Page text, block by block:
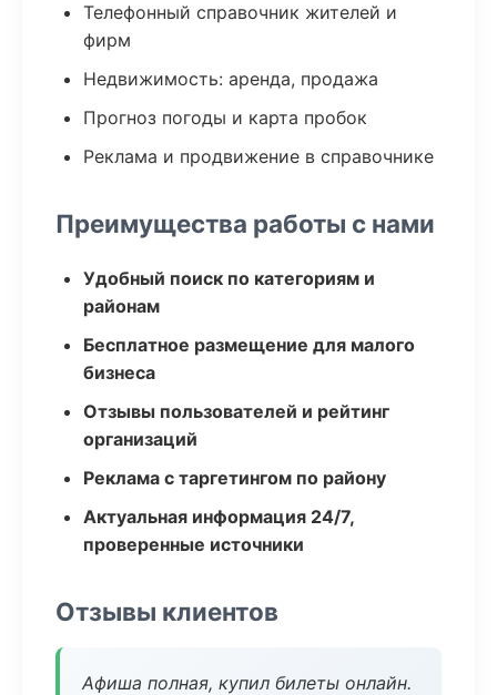
Телефонный справочник жителей и
фирм
Недвижимость: аренда, продажа
Прогноз погоды и карта пробок
Реклама и продвижение в справочнике
Преимущества работы с нами
Удобный поиск по категориям и
районам
Бесплатное размещение для малого
бизнеса
Отзывы пользователей и рейтинг
организаций
Реклама с таргетингом по району
Актуальная информация 24/7,
проверенные источники
Отзывы клиентов
Афиша полная, купил билеты онлайн.